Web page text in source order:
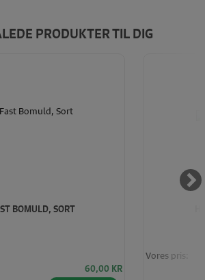
PRODUKTER TIL DIG
BOMULD, SORT
60,00 KR
Vores pris: